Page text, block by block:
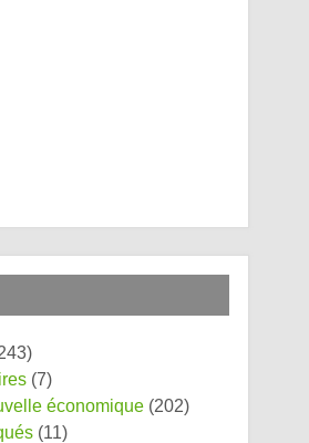
(7)
économique (202)
(11)